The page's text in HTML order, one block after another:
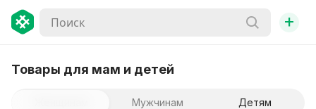
+
Товары для мам и детей
Мужчинам Детям